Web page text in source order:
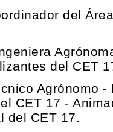
del
del CET
Agrónomo -
CET 17 -
del CET 17.